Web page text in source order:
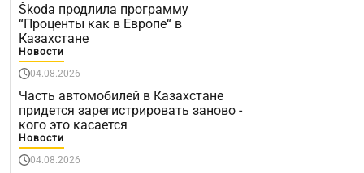
Škoda продлила программу
“Проценты как в Европе“ в
Казахстане
Новости
04.08.2026
Часть автомобилей в Казахстане
придется зарегистрировать заново -
кого это касается
Новости
04.08.2026